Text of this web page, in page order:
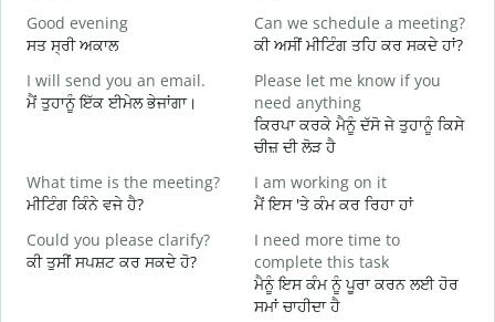
Good evening
ਸਤ ਸ੍ਰੀ ਅਕਾਲ
Can we schedule a meeting?
ਕੀ ਅਸੀਂ ਮੀਟਿੰਗ ਤਹਿ ਕਰ ਸਕਦੇ ਹਾਂ?
I will send you an email.
ਮੈਂ ਤੁਹਾਨੂੰ ਇੱਕ ਈਮੇਲ ਭੇਜਾਂਗਾ।
Please let me know if you
need anything
ਕਿਰਪਾ ਕਰਕੇ ਮੈਨੂੰ ਦੱਸੋ ਜੇ ਤੁਹਾਨੂੰ ਕਿਸੇ
ਚੀਜ਼ ਦੀ ਲੋੜ ਹੈ
What time is the meeting?
ਮੀਟਿੰਗ ਕਿੰਨੇ ਵਜੇ ਹੈ?
I am working on it
ਮੈਂ ਇਸ 'ਤੇ ਕੰਮ ਕਰ ਰਿਹਾ ਹਾਂ
Could you please clarify?
ਕੀ ਤੁਸੀਂ ਸਪਸ਼ਟ ਕਰ ਸਕਦੇ ਹੋ?
I need more time to
complete this task
ਮੈਨੂੰ ਇਸ ਕੰਮ ਨੂੰ ਪੂਰਾ ਕਰਨ ਲਈ ਹੋਰ
ਸਮਾਂ ਚਾਹੀਦਾ ਹੈ